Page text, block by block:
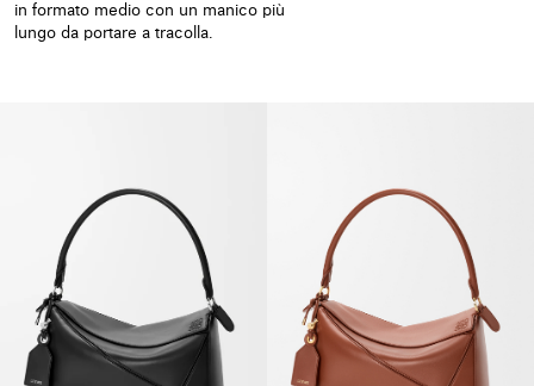
in formato medio con un manico più
lungo da portare a tracolla.